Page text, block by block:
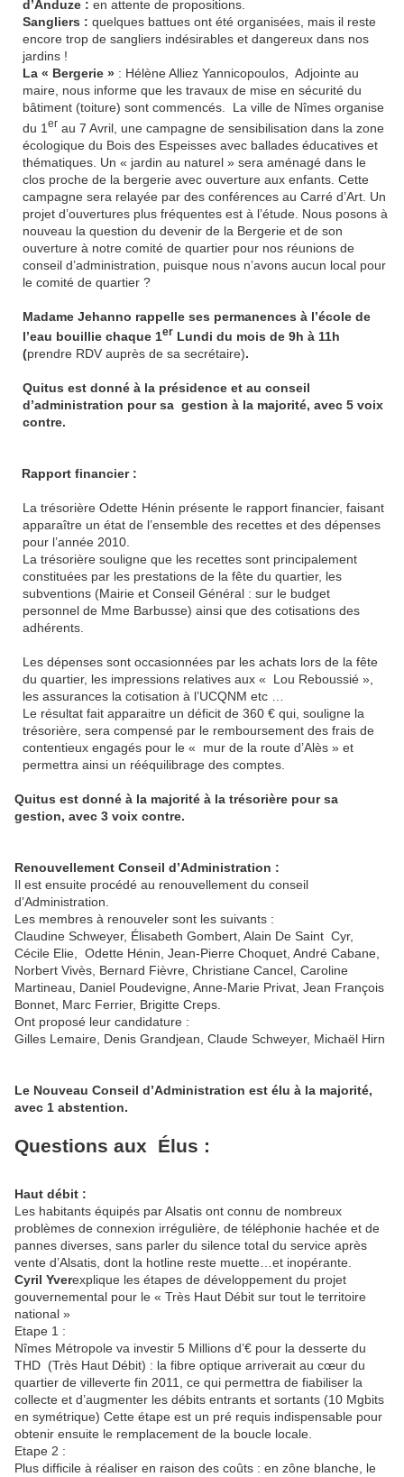
d’Anduze : en attente de propositions.
Sangliers : quelques battues ont été organisées, mais il reste
encore trop de sangliers indésirables et dangereux dans nos
jardins !
La « Bergerie » : Hélène Alliez Yannicopoulos,
Adjointe au
maire, nous informe que les travaux de mise en sécurité du
bâtiment (toiture) sont commencés.
La ville de Nîmes organise
du 1er au 7 Avril, une campagne de sensibilisation dans la zone
écologique du Bois des Espeisses avec ballades éducatives et
thématiques. Un « jardin au naturel » sera aménagé dans le
clos proche de la bergerie avec ouverture aux enfants. Cette
campagne sera relayée par des conférences au Carré d’Art. Un
projet d’ouvertures plus fréquentes est à l’étude. Nous posons à
nouveau la question du devenir de la Bergerie et de son
ouverture à notre comité de quartier pour nos réunions de
conseil d’administration, puisque nous n’avons aucun local pour
le comité de quartier ?
Madame Jehanno rappelle ses permanences à l’école de
l’eau bouillie chaque 1er Lundi du mois de 9h à 11h
(prendre RDV auprès de sa secrétaire).
Quitus est donné à la présidence et au conseil
d’administration pour sa gestion à la majorité, avec 5 voix
contre.
Rapport financier :
La trésorière Odette Hénin présente le rapport financier, faisant
apparaître un état de l’ensemble des recettes et des dépenses
pour l’année 2010.
La trésorière souligne que les recettes sont principalement
constituées par les prestations de la fête du quartier, les
subventions (Mairie et Conseil Général : sur le budget
personnel de Mme Barbusse) ainsi que des cotisations des
adhérents.
Les dépenses sont occasionnées par les achats lors de la fête
du quartier, les impressions relatives aux « Lou Reboussié »,
les assurances la cotisation à l’UCQNM etc …
Le résultat fait apparaitre un déficit de 360 € qui, souligne la
trésorière, sera compensé par le remboursement des frais de
contentieux engagés pour le « mur de la route d’Alès » et
permettra ainsi un rééquilibrage des comptes.
Quitus est donné à la majorité à la trésorière pour sa
gestion, avec 3 voix contre.
Renouvellement Conseil d’Administration :
Il est ensuite procédé au renouvellement du conseil
d’Administration.
Les membres à renouveler sont les suivants :
Claudine Schweyer, Élisabeth Gombert, Alain De Saint Cyr,
Cécile Elie, Odette Hénin, Jean-Pierre Choquet, André Cabane,
Norbert Vivès, Bernard Fièvre, Christiane Cancel, Caroline
Martineau, Daniel Poudevigne, Anne-Marie Privat, Jean François
Bonnet, Marc Ferrier, Brigitte Creps.
Ont proposé leur candidature :
Gilles Lemaire, Denis Grandjean, Claude Schweyer, Michaël Hirn
Le Nouveau Conseil d’Administration est élu à la majorité,
avec 1 abstention.
Questions aux Élus :
Haut débit :
Les habitants équipés par Alsatis ont connu de nombreux
problèmes de connexion irrégulière, de téléphonie hachée et de
pannes diverses, sans parler du silence total du service après
vente d’Alsatis, dont la hotline reste muette…et inopérante.
Cyril Yverexplique les étapes de développement du projet
gouvernemental pour le « Très Haut Débit sur tout le territoire
national »
Etape 1 :
Nîmes Métropole va investir 5 Millions d’€ pour la desserte du
THD (Très Haut Débit) : la fibre optique arriverait au cœur du
quartier de villeverte fin 2011, ce qui permettra de fiabiliser la
collecte et d’augmenter les débits entrants et sortants (10 Mgbits
en symétrique) Cette étape est un pré requis indispensable pour
obtenir ensuite le remplacement de la boucle locale.
Etape 2 :
Plus difficile à réaliser en raison des coûts : en zône blanche, le